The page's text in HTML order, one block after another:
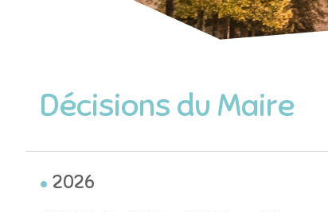
Décisions du Maire
2026